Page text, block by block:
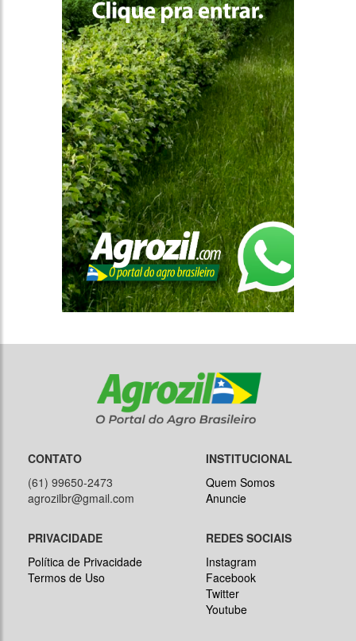
CONTATO
(61) 99650-2473
agrozilbr@gmail.com
INSTITUCIONAL
Quem Somos
Anuncie
PRIVACIDADE
Política de Privacidade
Termos de Uso
REDES SOCIAIS
Instagram
Facebook
Twitter
Youtube